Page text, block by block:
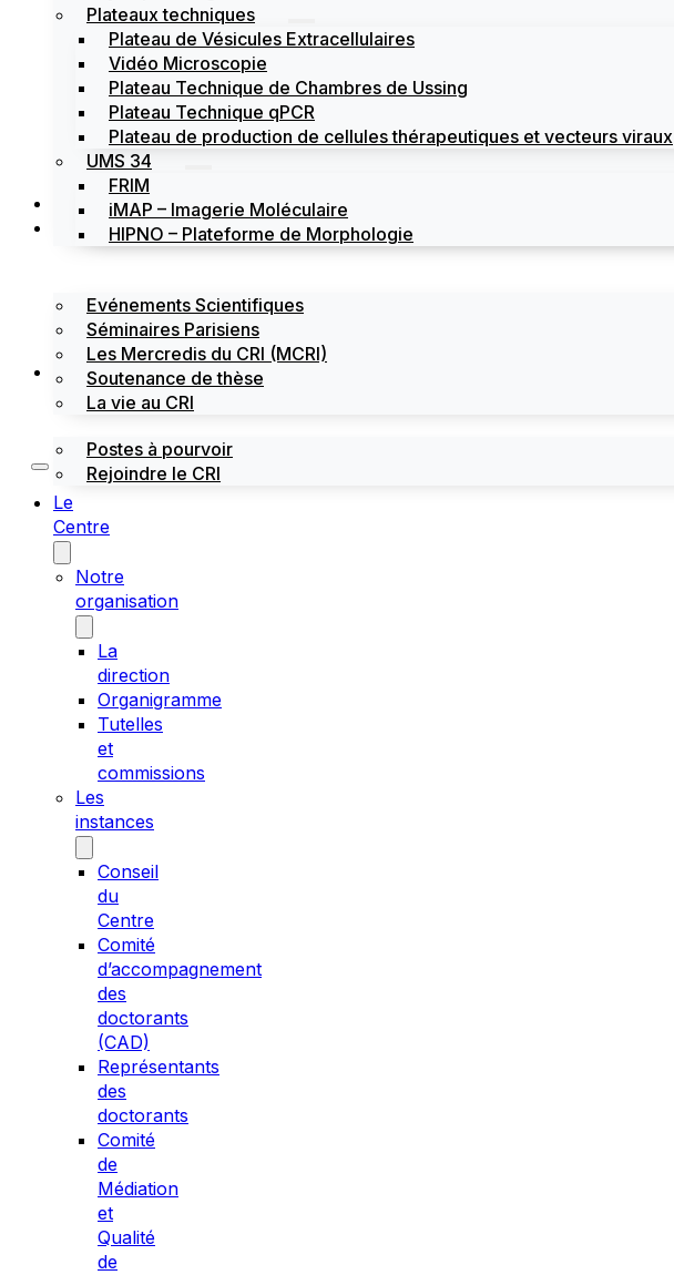
Plateaux techniques
Plateau de Vésicules Extracellulaires
Vidéo Microscopie
Plateau Technique de Chambres de Ussing
Plateau Technique qPCR
Plateau de production de cellules thérapeutiques et vecteurs viraux
UMS 34
FRIM
iMAP – Imagerie Moléculaire
HIPNO – Plateforme de Morphologie
Actualités
Évènements
Evénements Scientifiques
Séminaires Parisiens
Les Mercredis du CRI (MCRI)
Soutenance de thèse
La vie au CRI
Emploi / stages
Postes à pourvoir
Rejoindre le CRI
Le
Centre
Notre
organisation
La
direction
Organigramme
Tutelles
et
commissions
Les
instances
Conseil
du
Centre
Comité
d’accompagnement
des
doctorants
(CAD)
Représentants
des
doctorants
Comité
de
Médiation
et
Qualité
de